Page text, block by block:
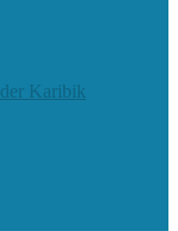
Karibik